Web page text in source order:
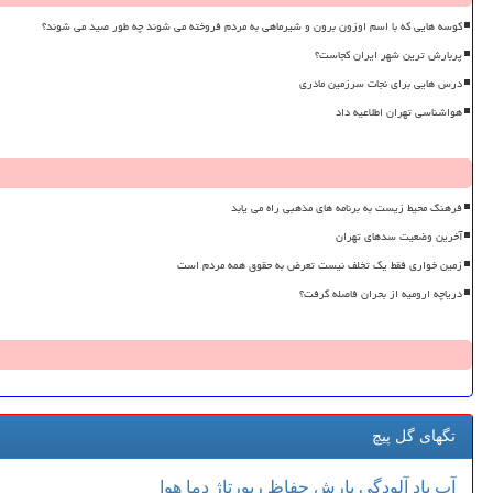
کوسه هایی که با اسم اوزون برون و شیرماهی به مردم فروخته می شوند چه طور صید می شوند؟
پربارش ترین شهر ایران کجاست؟
درس هایی برای نجات سرزمین مادری
هواشناسی تهران اطلاعیه داد
فرهنگ محیط زیست به برنامه های مذهبی راه می یابد
آخرین وضعیت سدهای تهران
زمین خواری فقط یک تخلف نیست تعرض به حقوق همه مردم است
دریاچه ارومیه از بحران فاصله گرفت؟
تگهای گل پیچ
آب باد آلودگی بارش حفاظ رپورتاژ دما هوا